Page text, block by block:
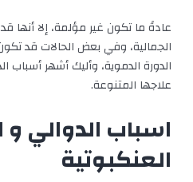
عادةً ما تكون غير مؤلمة، إلا أنها
الجمالية، وفي بعض الحالات قد
الدورة الدموية، وأليك أشهر أسباب
علاجها المتنوعة.
اسباب الدوالي و
العنكبوتية